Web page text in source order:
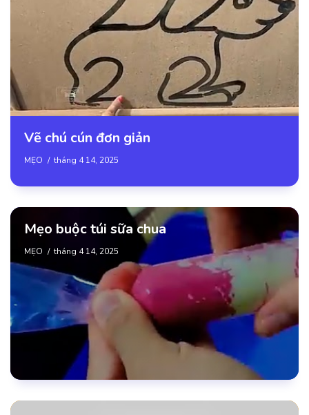
Vẽ chú cún đơn giản
MẸO tháng 4 14, 2025
Mẹo buộc túi sữa chua
MẸO tháng 4 14, 2025